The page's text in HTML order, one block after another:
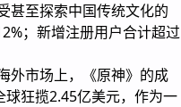
甚至探索中国传统文化的
；新增注册用户合计超过
外市场上，《原神》的成
狂揽2.45亿美元，作为一